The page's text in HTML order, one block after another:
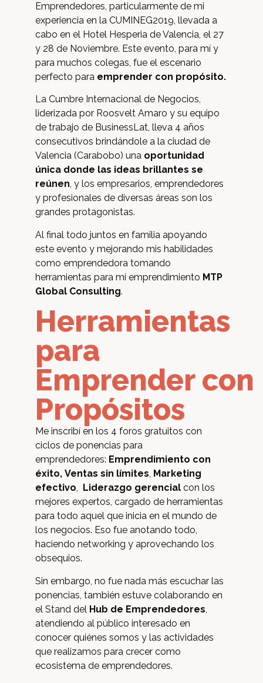
Emprendedores, particularmente de mi
experiencia en la CUMINEG2019, llevada a
cabo en el Hotel Hesperia de Valencia, el 27
y 28 de Noviembre. Este evento, para mí y
para muchos colegas, fue el escenario
perfecto para emprender con propósito.
La Cumbre Internacional de Negocios,
liderizada por Roosvelt Amaro y su equipo
de trabajo de BusinessLat, lleva 4 años
consecutivos brindándole a la ciudad de
Valencia (Carabobo) una oportunidad
única donde las ideas brillantes se
reúnen, y los empresarios, emprendedores
y profesionales de diversas áreas son los
grandes protagonistas.
Al final todo juntos en familia apoyando
este evento y mejorando mis habilidades
como emprendedora tomando
herramientas para mi emprendimiento MTP
Global Consulting.
Herramientas
para
Emprender con
Propósitos
Me inscribí en los 4 foros gratuitos con
ciclos de ponencias para
emprendedores: Emprendimiento con
éxito, Ventas sin límites, Marketing
efectivo, Liderazgo gerencial con los
mejores expertos, cargado de herramientas
para todo aquel que inicia en el mundo de
los negocios. Eso fue anotando todo,
haciendo networking y aprovechando los
obsequios.
Sin embargo, no fue nada más escuchar las
ponencias, también estuve colaborando en
el Stand del Hub de Emprendedores
atendiendo al público interesado en
conocer quiénes somos y las actividades
que realizamos para crecer como
ecosistema de emprendedores.